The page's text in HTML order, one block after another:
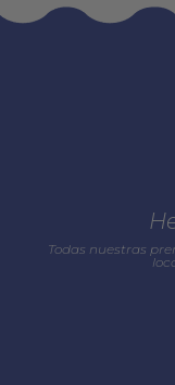
Todas nuestras